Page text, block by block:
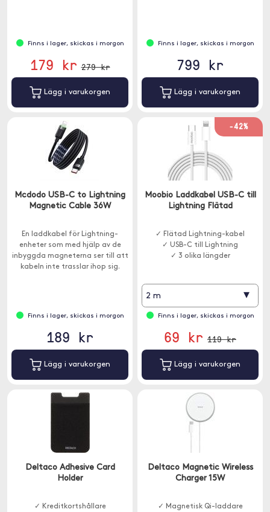
Finns i lager, skickas i morgon
179 kr 279 kr
Lägg i varukorgen
Finns i lager, skickas i morgon
799 kr
Lägg i varukorgen
Mcdodo USB-C to Lightning
Magnetic Cable 36W
En laddkabel för Lightning-
enheter som med hjälp av de
inbyggda magneterna ser till att
kabeln inte trasslar ihop sig.
Finns i lager, skickas i morgon
189 kr
Lägg i varukorgen
-42%
Moobio Laddkabel USB-C till
Lightning Flätad
✓ Flätad Lightning-kabel
✓ USB-C till Lightning
✓ 3 olika längder
2 m ▾
Finns i lager, skickas i morgon
69 kr 119 kr
Lägg i varukorgen
Deltaco Adhesive Card
Holder
✓ Kreditkortshållare
Deltaco Magnetic Wireless
Charger 15W
✓ Magnetisk Qi-laddare